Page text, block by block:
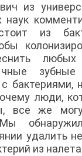
из
наук
из
любых
бактериями,
люди,
все же
удалить
из